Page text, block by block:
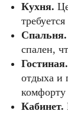
Кухня.
Спальня.
спален,
Гостиная.
отдыха и
комфорту
Кабинет.